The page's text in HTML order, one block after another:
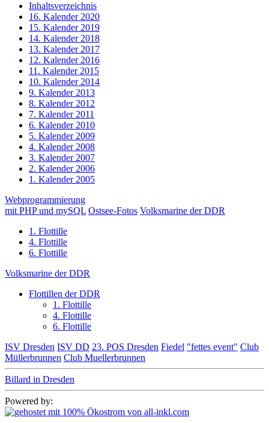
Inhaltsverzeichnis
16. Kalender 2020
15. Kalender 2019
14. Kalender 2018
13. Kalender 2017
12. Kalender 2016
11. Kalender 2015
10. Kalender 2014
9. Kalender 2013
8. Kalender 2012
7. Kalender 2011
6. Kalender 2010
5. Kalender 2009
4. Kalender 2008
3. Kalender 2007
2. Kalender 2006
1. Kalender 2005
Webprogrammierung
mit PHP und mySQL Ostsee-Fotos Volksmarine der DDR
1. Flottille
4. Flottille
6. Flottille
Volksmarine der DDR
Flottillen der DDR
1. Flottille
4. Flottille
6. Flottille
ISV Dresden ISV DD 23. POS Dresden Fiedel "fettes event" Club
Müllerbrunnen Club Muellerbrunnen
Billard in Dresden
Powered by: